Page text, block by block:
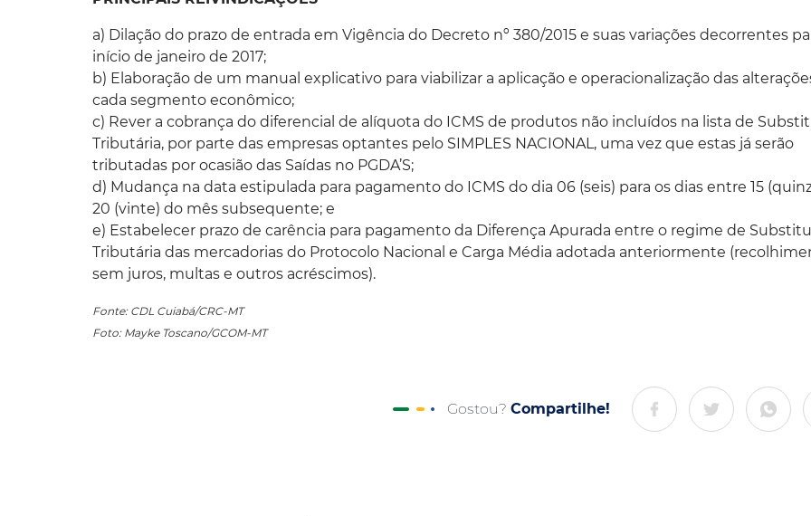
a) Dilação do prazo de entrada em Vigência do Decreto nº 380/2015 e suas variações decorrentes
início de janeiro de 2017;
b) Elaboração de um manual explicativo para viabilizar a aplicação e operacionalização das
cada segmento econômico;
c) Rever a cobrança do diferencial de alíquota do ICMS de produtos não incluídos na lista de
Tributária, por parte das empresas optantes pelo SIMPLES NACIONAL, uma vez que estas já serão
tributadas por ocasião das Saídas no PGDA’S;
d) Mudança na data estipulada para pagamento do ICMS do dia 06 (seis) para os dias entre 15
20 (vinte) do mês subsequente; e
e) Estabelecer prazo de carência para pagamento da Diferença Apurada entre o regime de
Tributária das mercadorias do Protocolo Nacional e Carga Média adotada anteriormente
sem juros, multas e outros acréscimos).
Fonte: CDL Cuiabá/CRC-MT
Foto: Mayke Toscano/GCOM-MT
Gostou? Compartilhe!